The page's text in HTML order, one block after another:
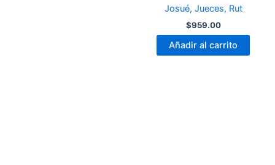
Josué, Jueces, Rut
$959.00
Añadir al carrito